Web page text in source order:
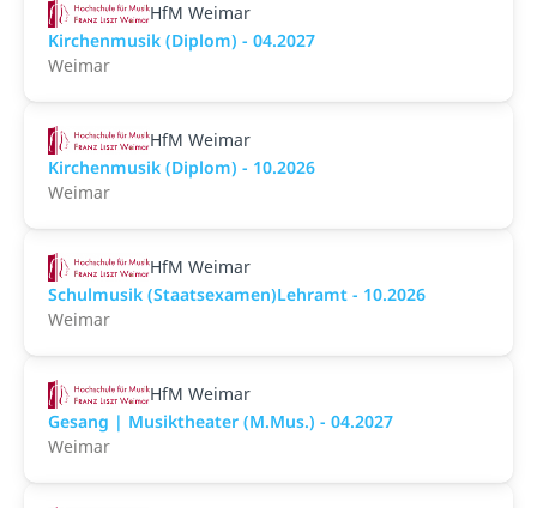
HfM Weimar
Kirchenmusik (Diplom) - 04.2027
Weimar
HfM Weimar
Kirchenmusik (Diplom) - 10.2026
Weimar
HfM Weimar
Schulmusik (Staatsexamen)Lehramt - 10.2026
Weimar
HfM Weimar
Gesang | Musiktheater (M.Mus.) - 04.2027
Weimar